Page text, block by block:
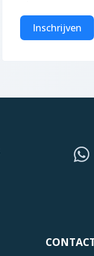
Inschrijven